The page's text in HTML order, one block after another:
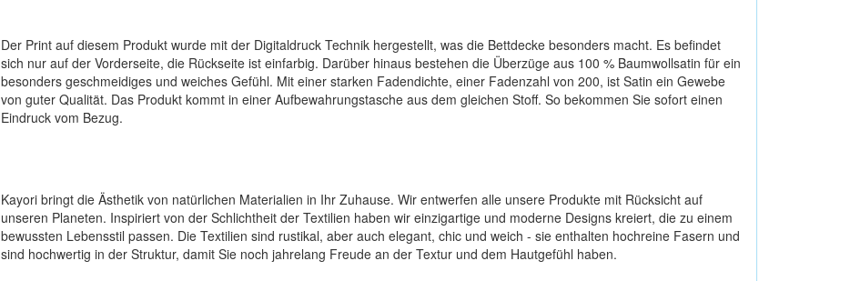
Der Print auf diesem Produkt wurde mit der Digitaldruck Technik hergestellt, was die Bettdecke besonders macht. Es befindet
sich nur auf der Vorderseite, die Rückseite ist einfarbig. Darüber hinaus bestehen die Überzüge aus 100 % Baumwollsatin für ein
besonders geschmeidiges und weiches Gefühl. Mit einer starken Fadendichte, einer Fadenzahl von 200, ist Satin ein Gewebe
von guter Qualität. Das Produkt kommt in einer Aufbewahrungstasche aus dem gleichen Stoff. So bekommen Sie sofort einen
Eindruck vom Bezug.
Kayori bringt die Ästhetik von natürlichen Materialien in Ihr Zuhause. Wir entwerfen alle unsere Produkte mit Rücksicht auf
unseren Planeten. Inspiriert von der Schlichtheit der Textilien haben wir einzigartige und moderne Designs kreiert, die zu einem
bewussten Lebensstil passen. Die Textilien sind rustikal, aber auch elegant, chic und weich - sie enthalten hochreine Fasern und
sind hochwertig in der Struktur, damit Sie noch jahrelang Freude an der Textur und dem Hautgefühl haben.